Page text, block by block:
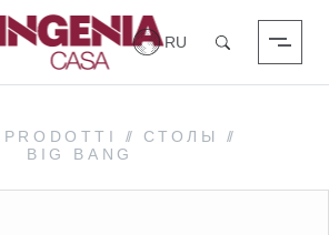
Поиск
Вход в систему
PRODOTTI // СТОЛЫ
//
BIG BANG